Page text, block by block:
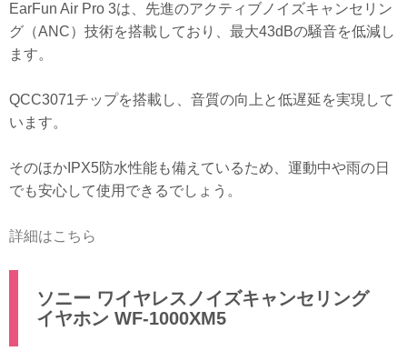
EarFun Air Pro 3は、先進のアクティブノイズキャンセリン
グ（ANC）技術を搭載しており、最大43dBの騒音を低減し
ます。
QCC3071チップを搭載し、音質の向上と低遅延を実現して
います。
そのほかIPX5防水性能も備えているため、運動中や雨の日
でも安心して使用できるでしょう。
詳細はこちら
ソニー ワイヤレスノイズキャンセリング
イヤホン WF-1000XM5